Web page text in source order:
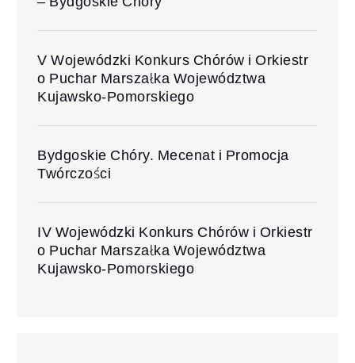
V Wojewódzki Konkurs Chórów i Orkiestr
o Puchar Marszałka Województwa
Kujawsko-Pomorskiego
Bydgoskie Chóry. Mecenat i Promocja
Twórczości
IV Wojewódzki Konkurs Chórów i Orkiestr
o Puchar Marszałka Województwa
Kujawsko-Pomorskiego